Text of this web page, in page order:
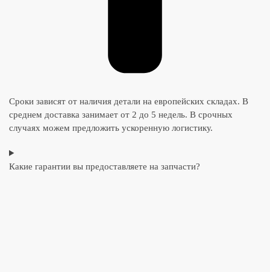
Сроки зависят от наличия детали на европейских складах. В
среднем доставка занимает от 2 до 5 недель. В срочных
случаях можем предложить ускоренную логистику.
Какие гарантии вы предоставляете на запчасти?